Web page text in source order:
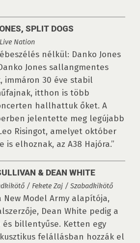
SPLIT DOGS
Nation
nélkül: Danko Jones
Jones sallangmentes
immáron 30 éve stabil
itthon is több
hallhattuk őket. A
jelentette meg legújabb
Risingot, amelyet október
is elhoznak, az A38 Hajóra.”
& DEAN WHITE
/ Fekete Zaj / Szabadkikötő
New Model Army alapítója,
Dean White pedig a
és billentyűse. Ketten egy
felállásban hozzák el